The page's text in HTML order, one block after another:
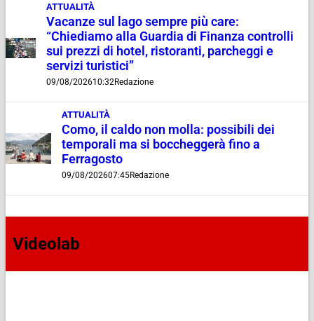
ATTUALITÀ
Vacanze sul lago sempre più care:
“Chiediamo alla Guardia di Finanza controlli
sui prezzi di hotel, ristoranti, parcheggi e
servizi turistici”
09/08/202610:32Redazione
ATTUALITÀ
Como, il caldo non molla: possibili dei
temporali ma si boccheggerà fino a
Ferragosto
09/08/202607:45Redazione
Videolab